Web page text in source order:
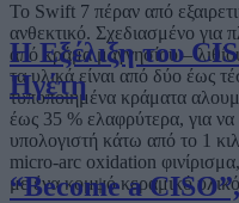
Η Εξέλιξη του
Ηγέτη
“Become a
Το Swift 7 πέραν από
ανθεκτικό. Σχεδιασμένο για
από κράμα μαγνησίου –
τα υλικά είναι από δύο έως
τυποποιημένα κράματα
έως 35 % ελαφρύτερα, για
υπολογιστή κάτω από το 1
micro-arc oxidation
με ένα κομψό κεραμικό